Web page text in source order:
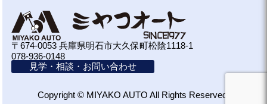
〒674-0053 兵庫県明石市大久保町松陰1118-1
078-936-0148
見学・相談・お問い合わせ
Copyright © MIYAKO AUTO All Rights Reserved.